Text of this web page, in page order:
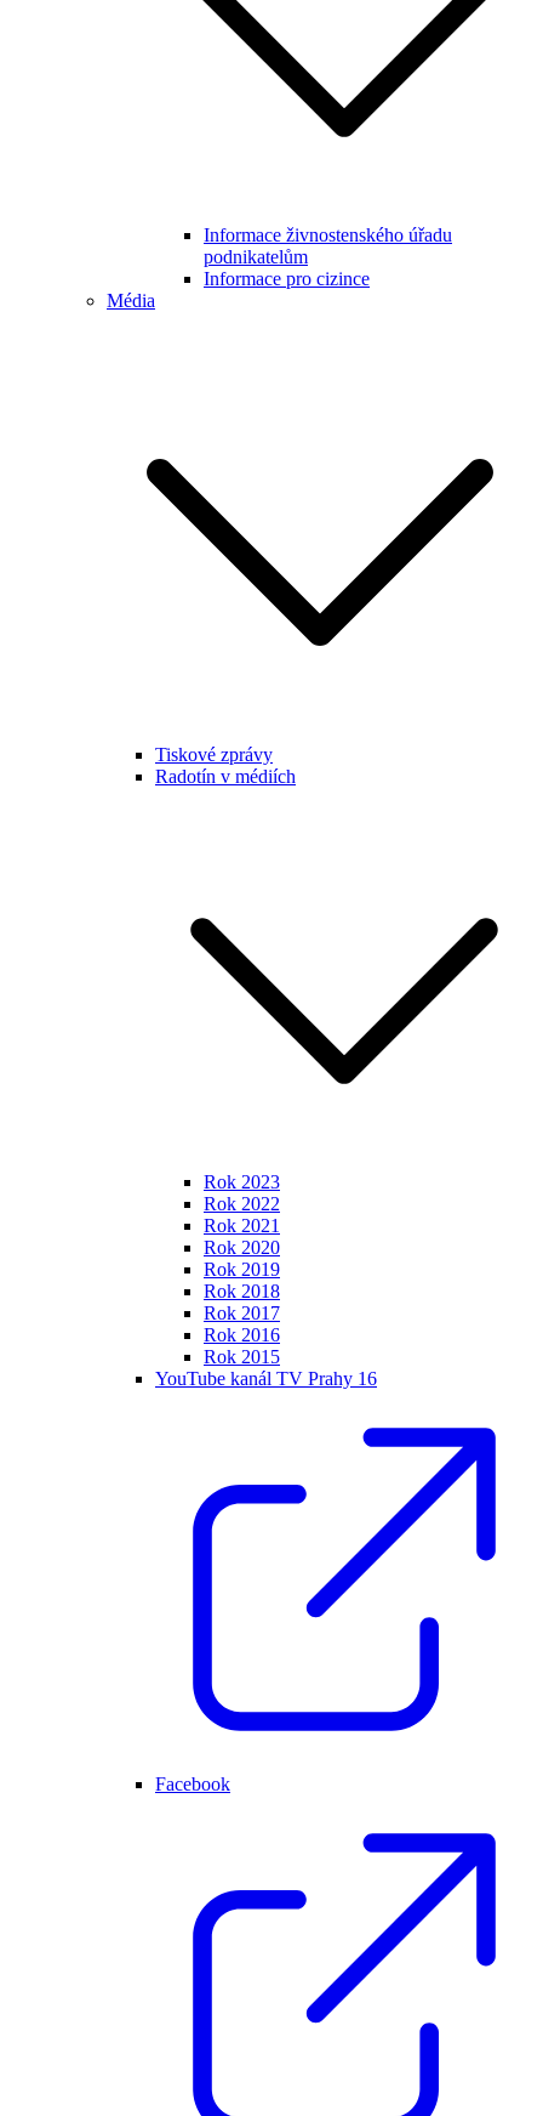
Informace živnostenského úřadu
podnikatelům
Informace pro cizince
Média
Tiskové zprávy
Radotín v médiích
Rok 2023
Rok 2022
Rok 2021
Rok 2020
Rok 2019
Rok 2018
Rok 2017
Rok 2016
Rok 2015
YouTube kanál TV Prahy 16
Facebook